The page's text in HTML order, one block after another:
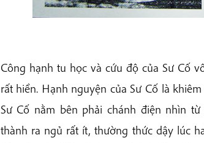
Công hạnh tu học và cứu độ của Sư Cố
rất hiền. Hạnh nguyện của Sư Cố là
Sư Cố nằm bên phải chánh điện nhìn
thành ra ngủ rất ít, thường thức dậy lúc